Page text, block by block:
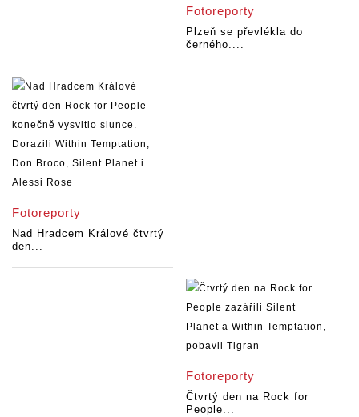
Fotoreporty
Plzeň se převlékla do
černého....
Fotoreporty
Nad Hradcem Králové čtvrtý
den...
Fotoreporty
Čtvrtý den na Rock for
People...